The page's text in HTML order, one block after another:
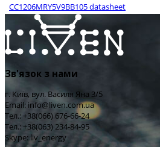
CC1206MRY5V9BB105 datasheet
Зв'язок з нами
г. Київ, вул. Василя Яна 3/5
Email: info@liven.com.ua
Тел.: +38(066) 676-66-24
Тел.: +38(063) 234-84-95
Skype: liv_energy